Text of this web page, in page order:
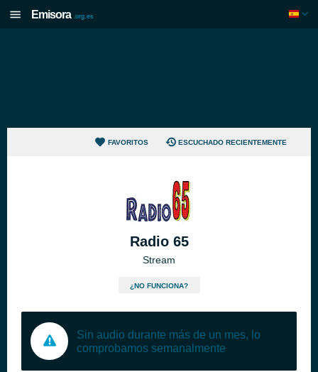
Emisora .org.es
FAVORITOS ESCUCHADO RECIENTEMENTE
Radio 65
Stream
¿NO FUNCIONA?
Sin audio durante más de un mes, lo
comprobamos semanalmente